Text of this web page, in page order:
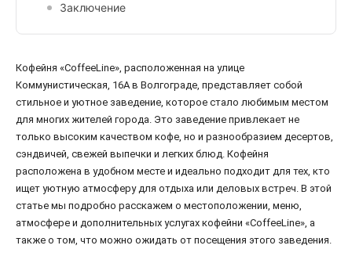
Заключение
Кофейня «CoffeeLine», расположенная на улице
Коммунистическая, 16А в Волгограде, представляет собой
стильное и уютное заведение, которое стало любимым местом
для многих жителей города. Это заведение привлекает не
только высоким качеством кофе, но и разнообразием десертов,
сэндвичей, свежей выпечки и легких блюд. Кофейня
расположена в удобном месте и идеально подходит для тех, кто
ищет уютную атмосферу для отдыха или деловых встреч. В этой
статье мы подробно расскажем о местоположении, меню,
атмосфере и дополнительных услугах кофейни «CoffeeLine», а
также о том, что можно ожидать от посещения этого заведения.